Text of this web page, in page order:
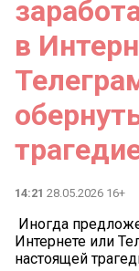
в
14:21 28.05.2026 16+
Иногда
Интернете или
настоящей